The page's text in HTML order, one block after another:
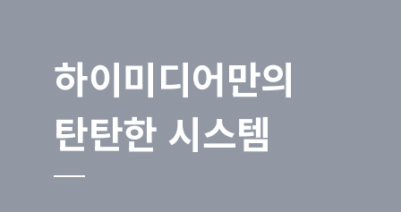
하이미디어만의
탄탄한 시스템